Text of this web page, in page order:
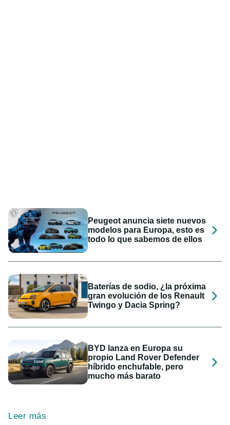
Peugeot anuncia siete nuevos
modelos para Europa, esto es
todo lo que sabemos de ellos
Baterías de sodio, ¿la próxima
gran evolución de los Renault
Twingo y Dacia Spring?
BYD lanza en Europa su
propio Land Rover Defender
híbrido enchufable, pero
mucho más barato
Leer más